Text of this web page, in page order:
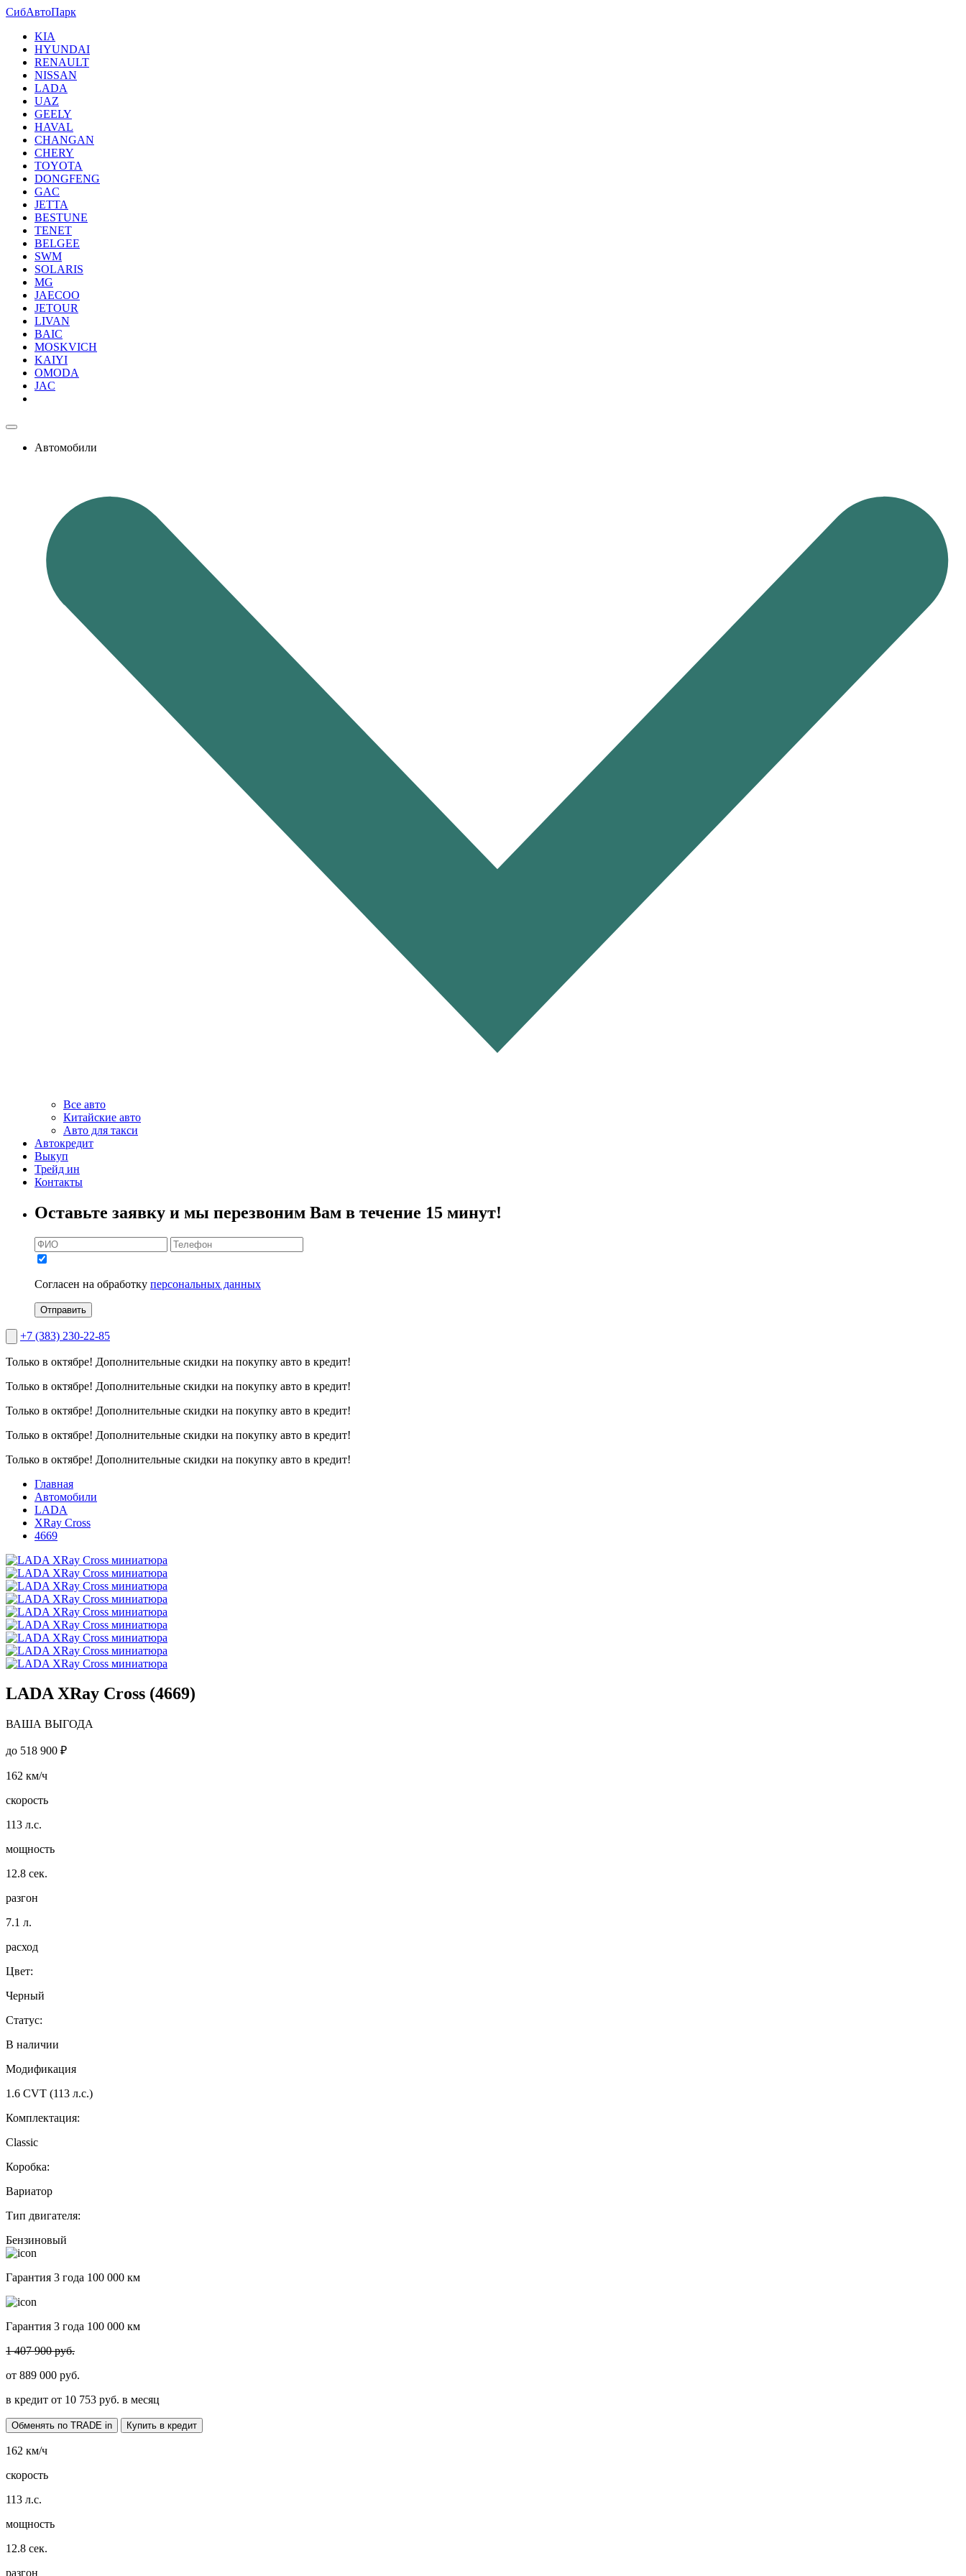
СибАвтоПарк
KIA
HYUNDAI
RENAULT
NISSAN
LADA
UAZ
GEELY
HAVAL
CHANGAN
CHERY
TOYOTA
DONGFENG
GAC
JETTA
BESTUNE
TENET
BELGEE
SWM
SOLARIS
MG
JAECOO
JETOUR
LIVAN
BAIC
MOSKVICH
KAIYI
OMODA
JAC
Автомобили
Все авто
Китайские авто
Авто для такси
Автокредит
Выкуп
Трейд ин
Контакты
Оставьте заявку и мы перезвоним Вам в течение 15 минут!
Согласен на обработку персональных данных
Отправить
+7 (383) 230-22-85
Только в октябре! Дополнительные скидки на покупку авто в кредит!
Только в октябре! Дополнительные скидки на покупку авто в кредит!
Только в октябре! Дополнительные скидки на покупку авто в кредит!
Только в октябре! Дополнительные скидки на покупку авто в кредит!
Только в октябре! Дополнительные скидки на покупку авто в кредит!
Главная
Автомобили
LADA
XRay Cross
4669
LADA XRay Cross (4669)
ВАША ВЫГОДА
до 518 900 ₽
162 км/ч
скорость
113 л.с.
мощность
12.8 сек.
разгон
7.1 л.
расход
Цвет:
Черный
Статус:
В наличии
Модификация
1.6 CVT (113 л.с.)
Комплектация:
Classic
Коробка:
Вариатор
Тип двигателя:
Бензиновый
Гарантия 3 года 100 000 км
Гарантия 3 года 100 000 км
1 407 900 руб.
от 889 000 руб.
в кредит от 10 753 руб. в месяц
Обменять по TRADE in Купить в кредит
162 км/ч
скорость
113 л.с.
мощность
12.8 сек.
разгон